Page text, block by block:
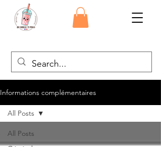
Informations complémentaires
All Posts
All Posts